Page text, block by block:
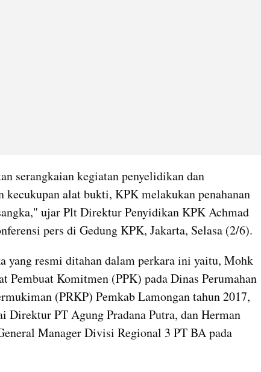
serangkaian kegiatan penyelidikan dan
kecukupan alat bukti, KPK melakukan penahanan
ujar Plt Direktur Penyidikan KPK Achmad
pers di Gedung KPK, Jakarta, Selasa (2/6).
yang resmi ditahan dalam perkara ini yaitu, Mohk
Pembuat Komitmen (PPK) pada Dinas Perumahan
(PRKP) Pemkab Lamongan tahun 2017,
Direktur PT Agung Pradana Putra, dan Herman
Manager Divisi Regional 3 PT BA pada